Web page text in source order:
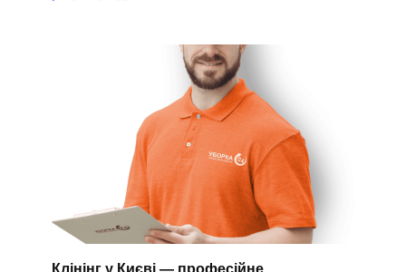
Клінінг у Києві — професійне